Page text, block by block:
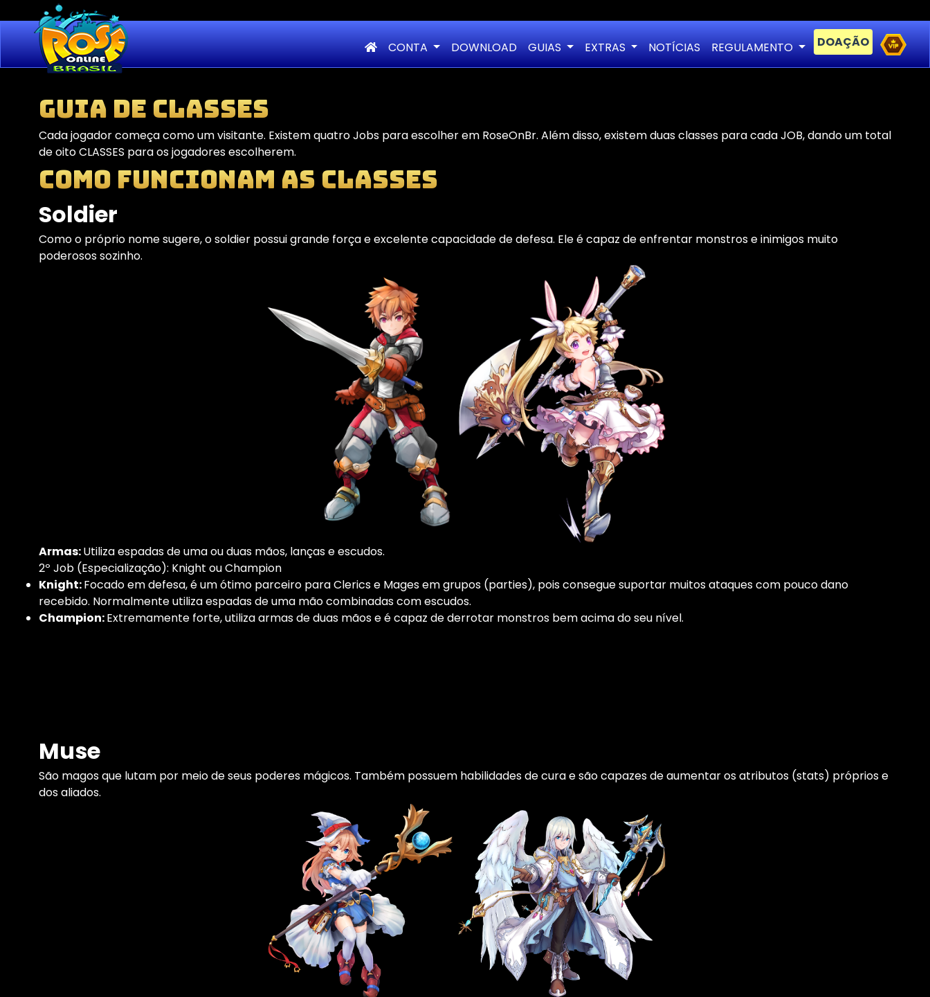
CONTA DOWNLOAD GUIAS EXTRAS NOTÍCIAS REGULAMENTO DOAÇÃO
Guia de Classes
Cada jogador começa como um visitante. Existem quatro Jobs para escolher em RoseOnBr. Além disso, existem duas classes para cada JOB, dando um total
de oito CLASSES para os jogadores escolherem.
Como Funcionam as classes
Soldier
Como o próprio nome sugere, o soldier possui grande força e excelente capacidade de defesa. Ele é capaz de enfrentar monstros e inimigos muito
poderosos sozinho.
Armas:Utiliza espadas de uma ou duas mãos, lanças e escudos.
2º Job (Especialização): Knight ou Champion
Knight:Focado em defesa, é um ótimo parceiro para Clerics e Mages em grupos (parties), pois consegue suportar muitos ataques com pouco dano
recebido. Normalmente utiliza espadas de uma mão combinadas com escudos.
Champion:Extremamente forte, utiliza armas de duas mãos e é capaz de derrotar monstros bem acima do seu nível.
Muse
São magos que lutam por meio de seus poderes mágicos. Também possuem habilidades de cura e são capazes de aumentar os atributos (stats) próprios e
dos aliados.